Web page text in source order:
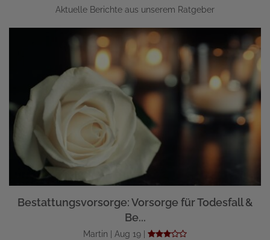
Aktuelle Berichte aus unserem Ratgeber
Bestattungsvorsorge: Vorsorge für Todesfall &
Be...
Martin | Aug 19 |